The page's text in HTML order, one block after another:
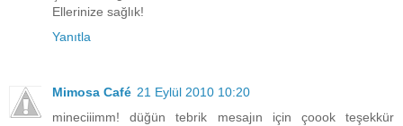
Ellerinize sağlık!
Yanıtla
Mimosa Café 21 Eylül 2010 10:20
mineciiimm! düğün tebrik mesajın için çoook teşekkür